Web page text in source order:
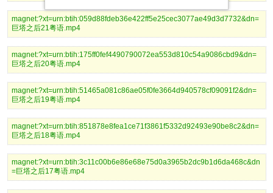
magnet:?xt=urn:btih:059d88fdeb36e422ff5e25cec3077ae49d3d7732&dn=
巨塔之后21粤语.mp4
magnet:?xt=urn:btih:175ff0fef4490790072ea553d810c54a9086cbd9&dn=
巨塔之后20粤语.mp4
magnet:?xt=urn:btih:51465a081c86ae05f0fe3664d940578cf09091f2&dn=
巨塔之后19粤语.mp4
magnet:?xt=urn:btih:851878e8fea1ce71f3861f5332d92493e90be8c2&dn=
巨塔之后18粤语.mp4
magnet:?xt=urn:btih:3c11c00b6e86e68e75d0a3965b2dc9b1d6da468c&dn
=巨塔之后17粤语.mp4